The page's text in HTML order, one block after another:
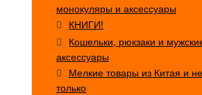
монокуляры и аксессуары
КНИГИ!
Кошельки, рюкзаки и
аксессуары
Мелкие товары из Китая и не
только